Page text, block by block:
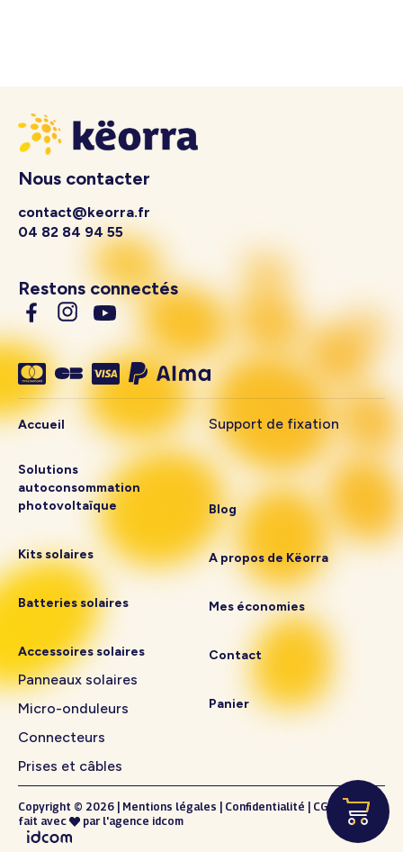
Nous contacter
contact@keorra.fr
04 82 84 94 55
Restons connectés
Accueil
Solutions
autoconsommation
photovoltaïque
Kits solaires
Batteries solaires
Accessoires solaires
Panneaux solaires
Micro-onduleurs
Connecteurs
Prises et câbles
Support de fixation
Blog
A propos de Këorra
Mes économies
Contact
Panier
Copyright © 2026 Mentions légales Confidentialité
CGV
fait avec
par l'agence idcom